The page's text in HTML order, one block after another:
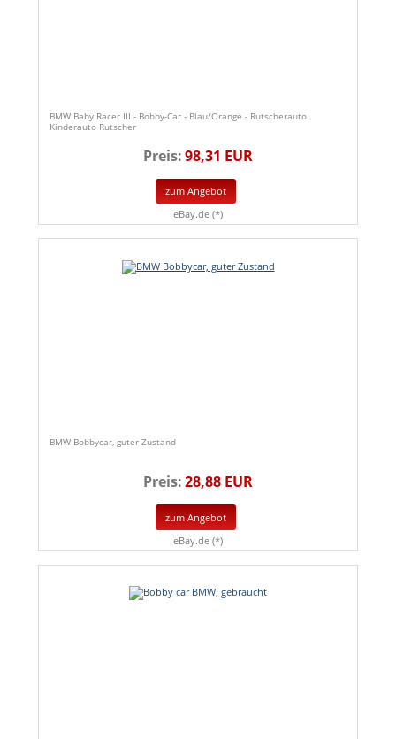
BMW Baby Racer III - Bobby-Car - Blau/Orange - Rutscherauto
Kinderauto Rutscher
Preis:98,31 EUR
zum Angebot
eBay.de (*)
BMW Bobbycar, guter Zustand
Preis:28,88 EUR
zum Angebot
eBay.de (*)